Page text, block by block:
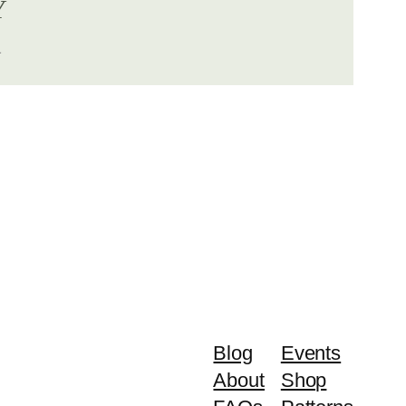
Blog
About
Events
Shop